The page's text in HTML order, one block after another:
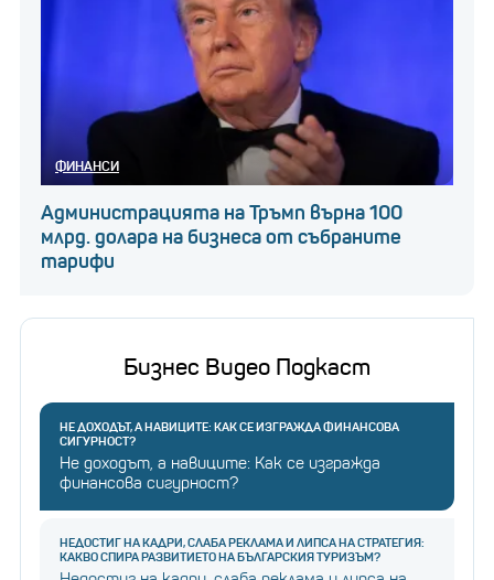
ФИНАНСИ
Администрацията на Тръмп върна 100
млрд. долара на бизнеса от събраните
тарифи
Бизнес Видео Подкаст
НЕ ДОХОДЪТ, А НАВИЦИТЕ: КАК СЕ ИЗГРАЖДА ФИНАНСОВА
СИГУРНОСТ?
Не доходът, а навиците: Как се изгражда
финансова сигурност?
НЕДОСТИГ НА КАДРИ, СЛАБА РЕКЛАМА И ЛИПСА НА СТРАТЕГИЯ:
КАКВО СПИРА РАЗВИТИЕТО НА БЪЛГАРСКИЯ ТУРИЗЪМ?